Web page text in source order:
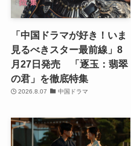
「中国ドラマが好き！いま
見るべきスター最前線」8
月27日発売 「逐玉：翡翠
の君」を徹底特集
2026.8.07 中国ドラマ